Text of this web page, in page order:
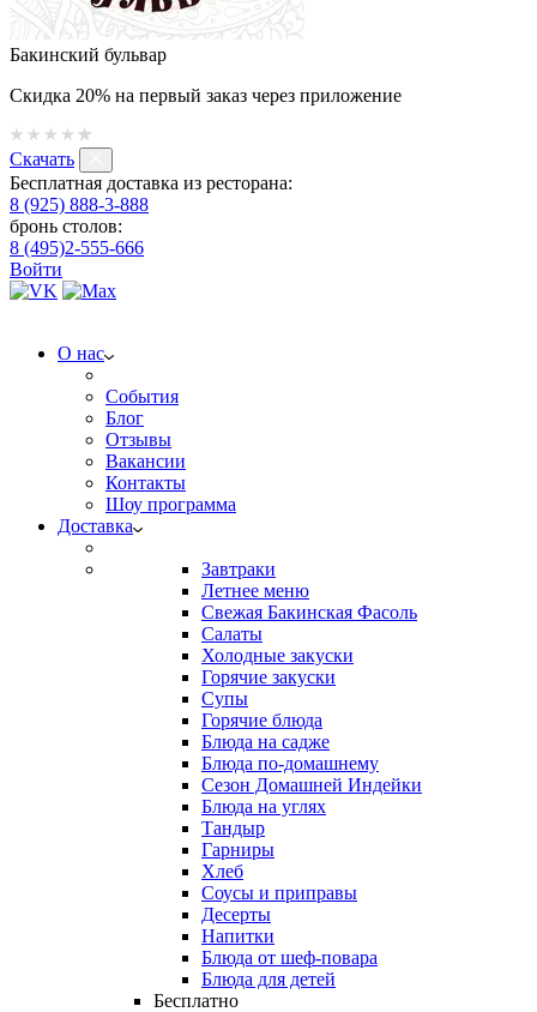
Бакинский бульвар
Скидка 20% на первый заказ через приложение
Скачать
Бесплатная доставка из ресторана:
8 (925) 888-3-888
бронь столов:
8 (495)2-555-666
Войти
О нас
События
Блог
Отзывы
Вакансии
Контакты
Шоу программа
Доставка
Завтраки
Летнее меню
Свежая Бакинская Фасоль
Салаты
Холодные закуски
Горячие закуски
Супы
Горячие блюда
Блюда на садже
Блюда по-домашнему
Сезон Домашней Индейки
Блюда на углях
Тандыр
Гарниры
Хлеб
Соусы и приправы
Десерты
Напитки
Блюда от шеф-повара
Блюда для детей
Бесплатно